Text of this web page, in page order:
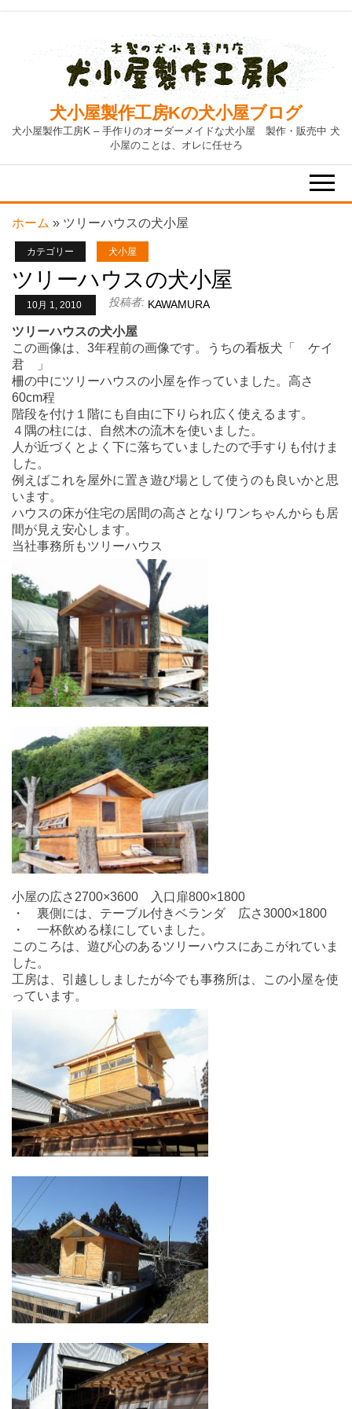
content
犬小屋製作工房Kの犬小屋ブログ
犬小屋製作工房K – 手作りのオーダーメイドな犬小屋 製作・販売中 犬
小屋のことは、オレに任せろ
ホーム » ツリーハウスの犬小屋
カテゴリー 犬小屋
ツリーハウスの犬小屋
10月 1, 2010 投稿者: KAWAMURA
ツリーハウスの犬小屋
この画像は、3年程前の画像です。うちの看板犬「 ケイ
君 」
柵の中にツリーハウスの小屋を作っていました。高さ
60cm程
階段を付け１階にも自由に下りられ広く使えるます。
４隅の柱には、自然木の流木を使いました。
人が近づくとよく下に落ちていましたので手すりも付けま
した。
例えばこれを屋外に置き遊び場として使うのも良いかと思
います。
ハウスの床が住宅の居間の高さとなりワンちゃんからも居
間が見え安心します。
当社事務所もツリーハウス
小屋の広さ2700×3600 入口扉800×1800
・ 裏側には、テーブル付きベランダ 広さ3000×1800
・ 一杯飲める様にしていました。
このころは、遊び心のあるツリーハウスにあこがれていま
した。
工房は、引越ししましたが今でも事務所は、この小屋を使
っています。